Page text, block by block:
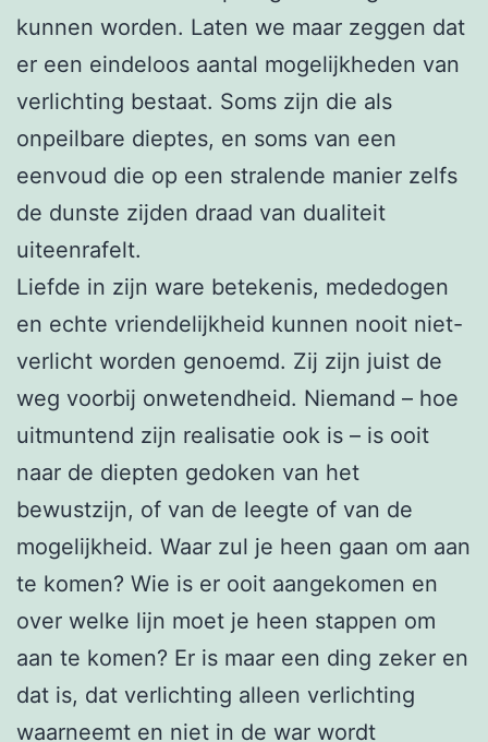
kunnen worden. Laten we maar zeggen dat
er een eindeloos aantal mogelijkheden van
verlichting bestaat. Soms zijn die als
onpeilbare dieptes, en soms van een
eenvoud die op een stralende manier zelfs
de dunste zijden draad van dualiteit
uiteenrafelt.
Liefde in zijn ware betekenis, mededogen
en echte vriendelijkheid kunnen nooit niet-
verlicht worden genoemd. Zij zijn juist de
weg voorbij onwetendheid. Niemand – hoe
uitmuntend zijn realisatie ook is – is ooit
naar de diepten gedoken van het
bewustzijn, of van de leegte of van de
mogelijkheid. Waar zul je heen gaan om aan
te komen? Wie is er ooit aangekomen en
over welke lijn moet je heen stappen om
aan te komen? Er is maar een ding zeker en
dat is, dat verlichting alleen verlichting
waarneemt en niet in de war wordt